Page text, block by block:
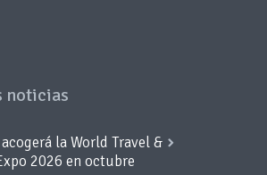
noticias
la World Travel &
2026 en octubre